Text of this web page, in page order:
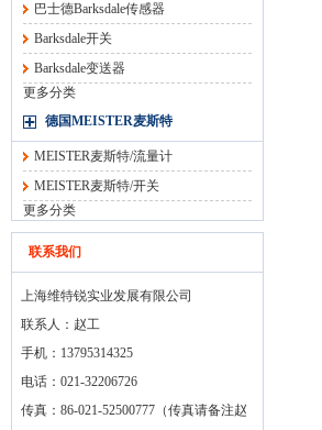
巴士德Barksdale传感器
Barksdale开关
Barksdale变送器
更多分类
德国MEISTER麦斯特
MEISTER麦斯特/流量计
MEISTER麦斯特/开关
更多分类
联系我们
上海维特锐实业发展有限公司
联系人：赵工
手机：13795314325
电话：021-32206726
传真：86-021-52500777（传真请备注赵